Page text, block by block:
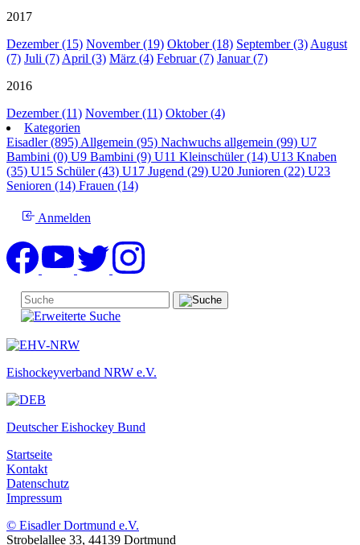
2017
Dezember (15) November (19) Oktober (18) September (3) August
(7) Juli (7) April (3) März (4) Februar (7) Januar (7)
2016
Dezember (11) November (11) Oktober (4)
Kategorien
Eisadler (895) Allgemein (95) Nachwuchs allgemein (99) U7
Bambini (0) U9 Bambini (9) U11 Kleinschüler (14) U13 Knaben
(35) U15 Schüler (43) U17 Jugend (29) U20 Junioren (22) U23
Senioren (14) Frauen (14)
Anmelden
Eishockeyverband NRW e.V.
Deutscher Eishockey Bund
Startseite
Kontakt
Datenschutz
Impressum
© Eisadler Dortmund e.V.
Strobelallee 33, 44139 Dortmund